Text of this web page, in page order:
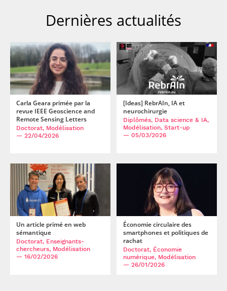
Dernières actualités
Carla Geara primée par la
revue IEEE Geoscience and
Remote Sensing Letters
Doctorat, Modélisation
— 22/04/2026
[Ideas] RebrAIn, IA et
neurochirurgie
Diplômés, Data science & IA,
Modélisation, Start-up
— 05/03/2026
Un article primé en web
sémantique
Doctorat, Enseignants-
chercheurs, Modélisation
— 16/02/2026
Économie circulaire des
smartphones et politiques de
rachat
Doctorat, Économie
numérique, Modélisation
— 26/01/2026